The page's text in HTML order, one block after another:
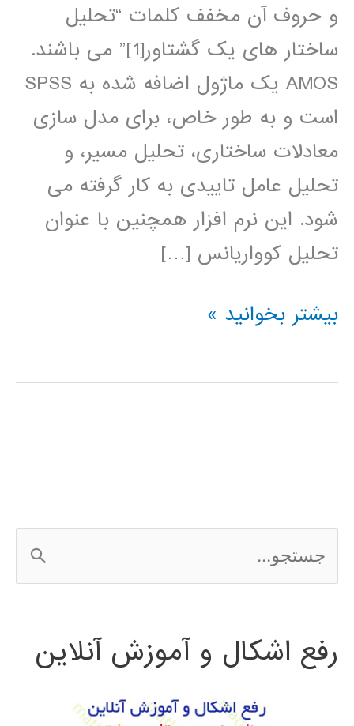
و حروف آن مخفف کلمات “تحلیل
ساختار های یک گشتاور[1]” می باشند.
AMOS یک ماژول اضافه شده به SPSS
است و به طور خاص، برای مدل سازی
معادلات ساختاری، تحلیل مسیر، و
تحلیل عامل تاییدی به کار گرفته می
شود. این نرم افزار همچنین با عنوان
تحلیل کوواریانس […]
آموزش
AMOS
بیشتر بخوانید »
س
ج
رفع اشکال و آموزش آنلاین